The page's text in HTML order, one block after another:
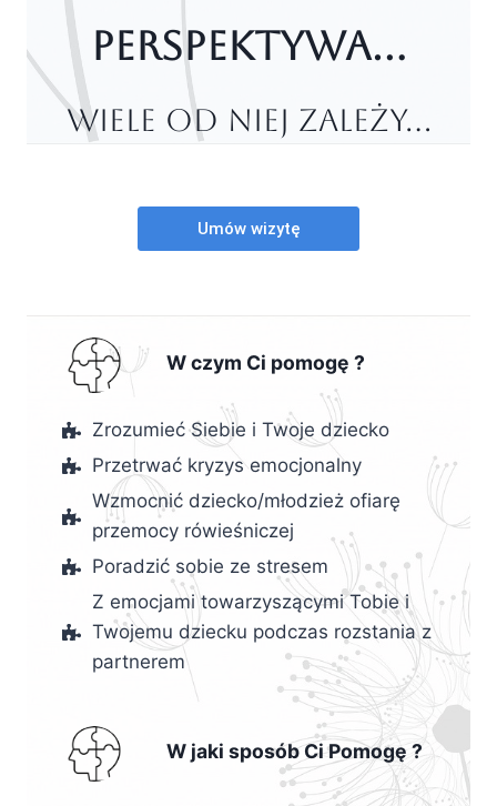
PERSPEKTYWA…
wiele od niej zależy…
W czym Ci pomogę ?
Zrozumieć Siebie i Twoje dziecko
Przetrwać kryzys emocjonalny
Wzmocnić dziecko/młodzież ofiarę
przemocy rówieśniczej
Poradzić sobie ze stresem
Z emocjami towarzyszącymi Tobie i
Twojemu dziecku podczas rozstania z
partnerem
W jaki sposób Ci Pomogę ?